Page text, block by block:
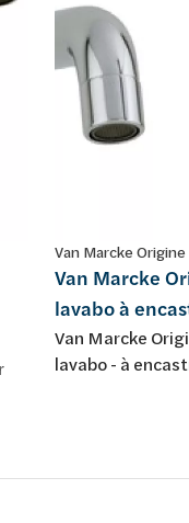
Van Marcke Origine
Van Marcke
lavabo à
Van Marcke
lavabo - à